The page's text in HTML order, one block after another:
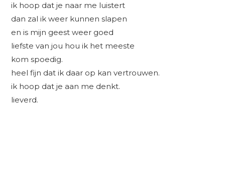
ik hoop dat je naar me luistert
dan zal ik weer kunnen slapen
en is mijn geest weer goed
liefste van jou hou ik het meeste
kom spoedig.
heel fijn dat ik daar op kan vertrouwen.
ik hoop dat je aan me denkt.
lieverd.